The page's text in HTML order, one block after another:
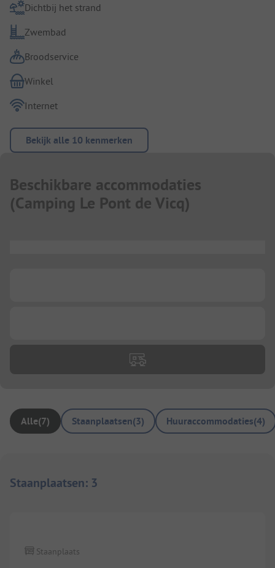
Dichtbij het strand
Zwembad
Broodservice
Winkel
Internet
Bekijk alle 10 kenmerken
Beschikbare accommodaties
(Camping Le Pont de Vicq)
Alle(7) Staanplaatsen(3) Huuraccommodaties(4)
Staanplaatsen: 3
Staanplaats